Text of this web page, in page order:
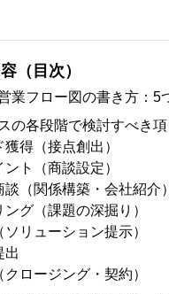
（目次）
業フロー図の書き方：5
の各段階で検討すべき
獲得（接点創出）
ント（商談設定）
談（関係構築・会社紹介）
ング（課題の深掘り）
ソリューション提示）
出
クロージング・契約）